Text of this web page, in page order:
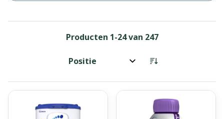
Producten 1-24van 247
Sorteer op: